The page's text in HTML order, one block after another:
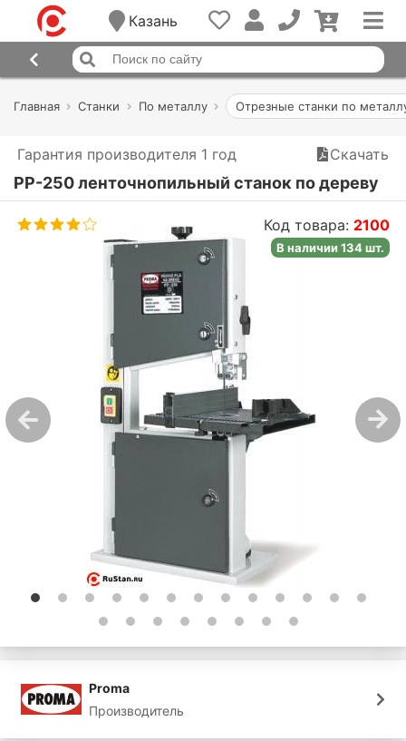
Казань
Главная Станки По металлу Отрезные станки по
Гарантия производителя 1 год Скачать
PP-250 ленточнопильный станок по дереву
Код товара: 2100
В наличии 134 шт.
Proma
Производитель